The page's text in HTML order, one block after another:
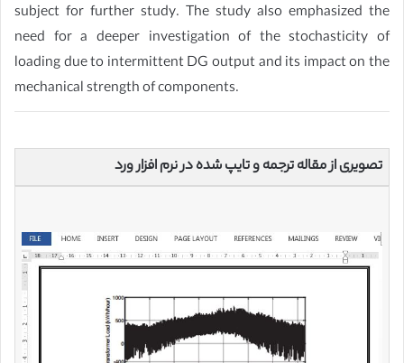
subject for further study. The study also emphasized the
need for a deeper investigation of the stochasticity of
loading due to intermittent DG output and its impact on the
mechanical strength of components.
تصویری از مقاله ترجمه و تایپ شده در نرم افزار ورد